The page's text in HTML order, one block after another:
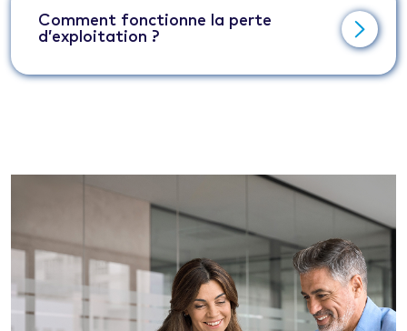
Comment fonctionne la perte
d’exploitation ?